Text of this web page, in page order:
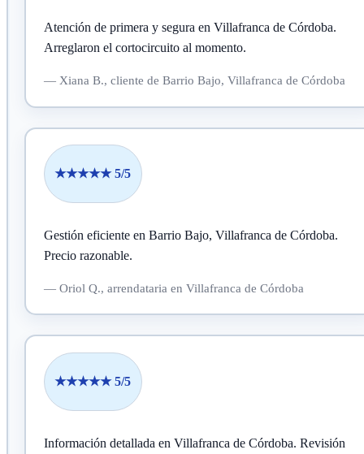
Atención de primera y segura en Villafranca de Córdoba.
Arreglaron el cortocircuito al momento.
—Xiana B., cliente de Barrio Bajo, Villafranca de Córdoba
★★★★★ 5/5
Gestión eficiente en Barrio Bajo, Villafranca de Córdoba.
Precio razonable.
—Oriol Q., arrendataria en Villafranca de Córdoba
★★★★★ 5/5
Información detallada en Villafranca de Córdoba. Revisión